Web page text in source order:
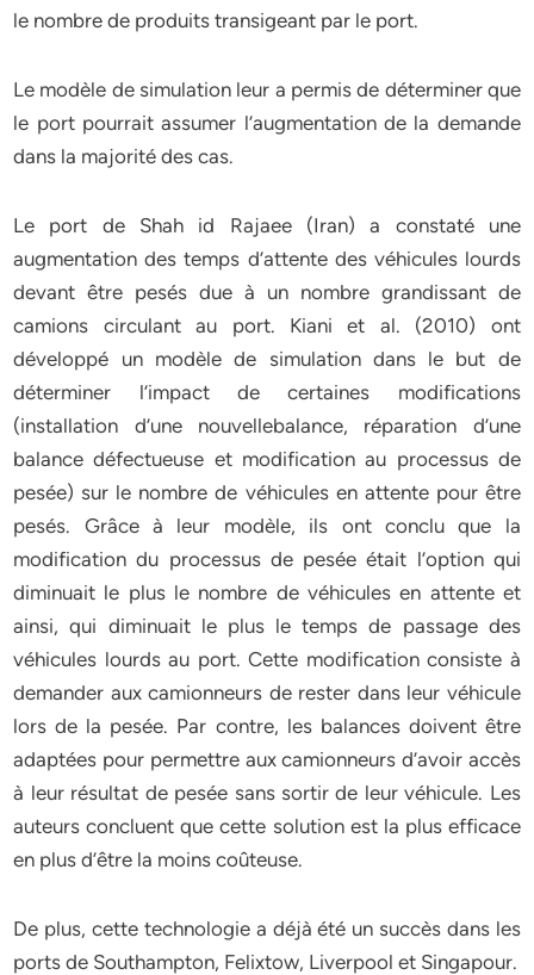
le nombre de produits transigeant par le port.
Le modèle de simulation leur a permis de déterminer que
le port pourrait assumer l’augmentation de la demande
dans la majorité des cas.
Le port de Shah id Rajaee (Iran) a constaté une
augmentation des temps d’attente des véhicules lourds
devant être pesés due à un nombre grandissant de
camions circulant au port. Kiani et al. (2010) ont
développé un modèle de simulation dans le but de
déterminer l’impact de certaines modifications
(installation d’une nouvellebalance, réparation d’une
balance défectueuse et modification au processus de
pesée) sur le nombre de véhicules en attente pour être
pesés. Grâce à leur modèle, ils ont conclu que la
modification du processus de pesée était l’option qui
diminuait le plus le nombre de véhicules en attente et
ainsi, qui diminuait le plus le temps de passage des
véhicules lourds au port. Cette modification consiste à
demander aux camionneurs de rester dans leur véhicule
lors de la pesée. Par contre, les balances doivent être
adaptées pour permettre aux camionneurs d’avoir accès
à leur résultat de pesée sans sortir de leur véhicule. Les
auteurs concluent que cette solution est la plus efficace
en plus d’être la moins coûteuse.
De plus, cette technologie a déjà été un succès dans les
ports de Southampton, Felixtow, Liverpool et Singapour.